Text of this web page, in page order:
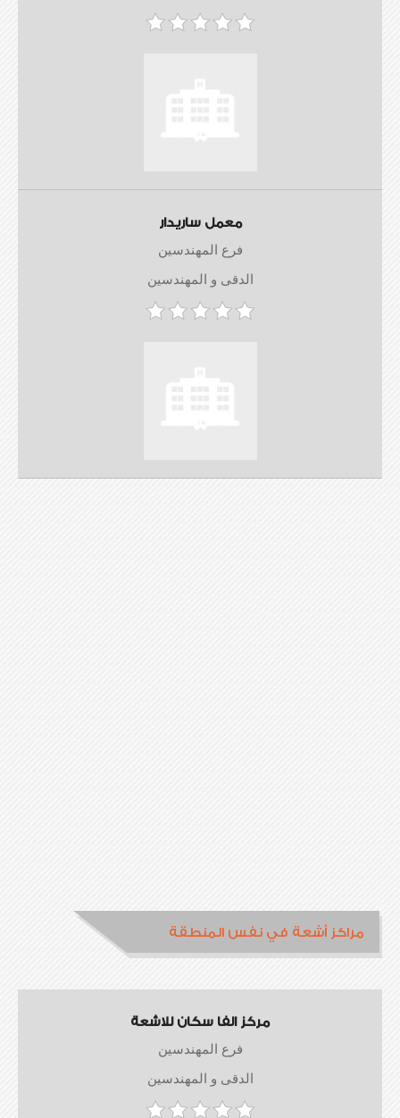
معمل ساريدار
فرع المهندسين
الدقى و المهندسين
مراكز أشعة في نفس المنطقة
مركز الفا سكان للاشعة
فرع المهندسين
الدقى و المهندسين